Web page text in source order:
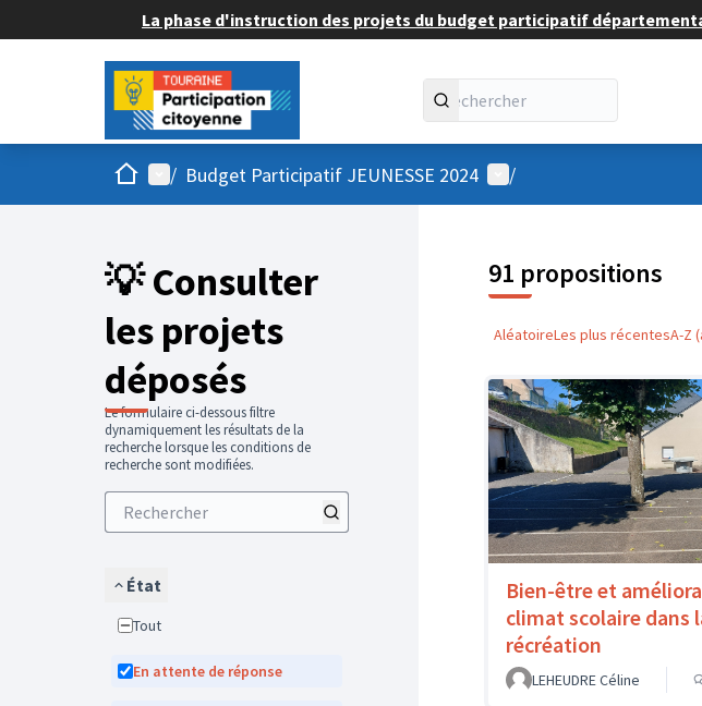
La phase d'instruction des projets du budget participatif
AccueilMenu principal
/ Budget Participatif JEUNESSE 2024 Menu utilisateur
/
💡 Consulter
les projets
déposés
Le formulaire ci-dessous filtre
dynamiquement les résultats de la
recherche lorsque les conditions de
recherche sont modifiées.
État
Tout
En attente de réponse
91 propositions
AléatoireLes plus récentesA-Z
Bien-être et
climat scolaire dans
récréation
LEHEUDRE Céline